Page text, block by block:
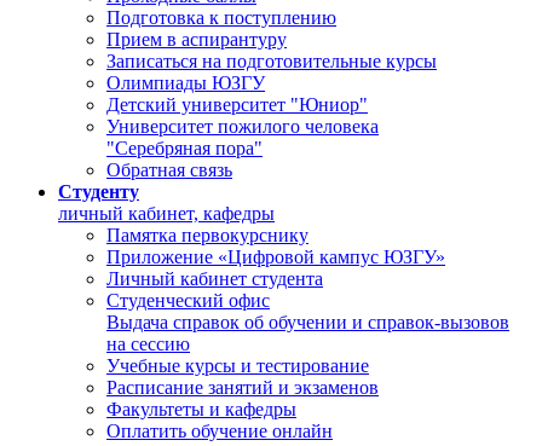
Подготовка к поступлению
Прием в аспирантуру
Записаться на подготовительные курсы
Олимпиады ЮЗГУ
Детский университет "Юниор"
Университет пожилого человека
"Серебряная пора"
Обратная связь
Студенту
личный кабинет, кафедры
Памятка первокурснику
Приложение «Цифровой кампус ЮЗГУ»
Личный кабинет студента
Студенческий офис
Выдача справок об обучении и справок-вызовов
на сессию
Учебные курсы и тестирование
Расписание занятий и экзаменов
Факультеты и кафедры
Оплатить обучение онлайн